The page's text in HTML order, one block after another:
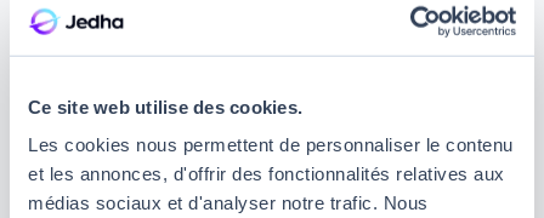
Ce site web utilise des cookies.
Les cookies nous permettent de personnaliser le contenu
et les annonces, d'offrir des fonctionnalités relatives aux
médias sociaux et d'analyser notre trafic. Nous
d'analyse comme Spark, et des fonctionnalités
Analysts.
Databricks est très apprécié dans le domaine du Big
Data et compte parmi ses principaux clients des